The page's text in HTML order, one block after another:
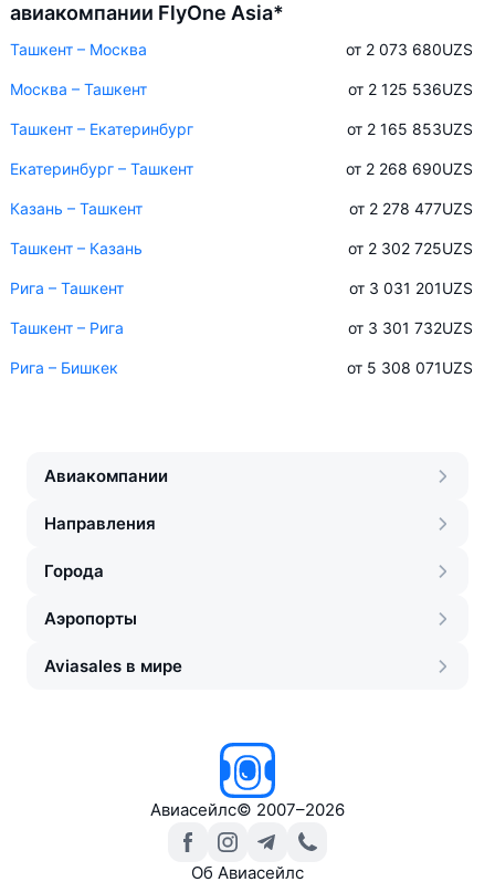
авиакомпании FlyOne Asia*
Ташкент – Москва от 2 073 680UZS
Москва – Ташкент от 2 125 536UZS
Ташкент – Екатеринбург от 2 165 853UZS
Екатеринбург – Ташкент от 2 268 690UZS
Казань – Ташкент от 2 278 477UZS
Ташкент – Казань от 2 302 725UZS
Рига – Ташкент от 3 031 201UZS
Ташкент – Рига от 3 301 732UZS
Рига – Бишкек от 5 308 071UZS
Авиакомпании
Направления
Города
Аэропорты
Aviasales в мире
Авиасейлс© 2007–2026
Об Авиасейлс